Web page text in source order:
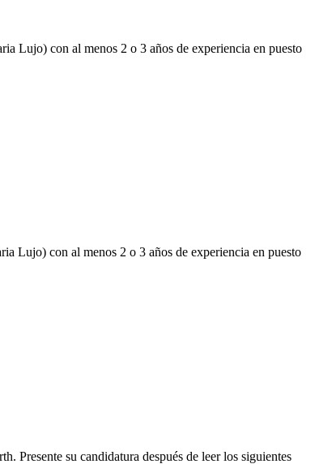
Lujo) con al menos 2 o 3 años de experiencia en puesto
Lujo) con al menos 2 o 3 años de experiencia en puesto
Presente su candidatura después de leer los siguientes